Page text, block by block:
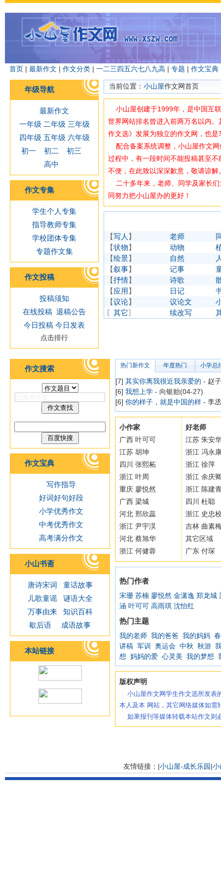
首页 | 最新作文 | 作文分类 | 一二三四五六七八九高 | 专题 | 作文宝典
年级导航
最新作文
一年级 二年级 三年级
四年级 五年级 六年级
初一
初二
初三
高中
作文专集
学生个人专集
指导教师专集
学校团体专集
专题作文集
作文投稿
投稿须知
在线投稿 退稿公告
今日投稿 今日发表
点击排行
当前位置： 小山屋作文网首页
小山屋创建于1999年，是中国互
世界网站排名曾进入前两万名以内
作文选》发展为独立的作文网，也
配合备案系统调整，小山屋作文网
过程中，有一段时间不能投稿甚至
不便，在此致以深深歉意，敬请谅解
二十多年来，老师、同学及家长们
同努力把小山屋办的更好！
【写人 】 老师
【状物】 动物
【绘景】 自然
【叙事】 记事
【抒情】 诗歌
【应用】 日记
【议论】 议论文
〖 其它〗 续改写
作文搜索
作文宝典
写作指导
好词好句好段
小学优秀作文
中考优秀作文
高考满分作文
小山书斋
唐诗宋词
童话故事
儿歌童谣
谜语大全
万事由来
知识百科
歇后语
成语故事
本站链接
热门新作文 年度热门 小学总
[7] 其实你离我很近我亲爱的 - 赵
[6] 我想上学 - 向银贻(04-27)
[6] 你的样子，就是中国的样 - 李
小作家
广西 叶可可
江苏 胡坤
四川 张熙柘
浙江 叶周
重庆 廖悦然
广西 梁城
河北 邢欣蕊
浙江 尹宇淏
河北 蔡旭华
浙江 何健蓉
好老师
江苏 朱安
浙江 冯永
浙江 徐萍
浙江 余庆
浙江 陈建
四川 杜聪
浙江 史忠
吉林 曲素
其它区域
广东 付琛
热门作者
宋珊 苏楠 廖悦然 金潇逸 郑龙城
涵 叶可可 高雨琪 沈怡红
热门主题
我的老师 我的爸爸 我的妈妈
讲稿 军训 奥运会 中秋 秋游
想 妈妈的爱 心灵美 我的梦想
版权声明
小山屋作文网学生作文选所发表
本人及本 网站，其它网络媒体如需
如果报刊等媒体转载本站作文则
友情链接：|小山屋-成长乐园|小